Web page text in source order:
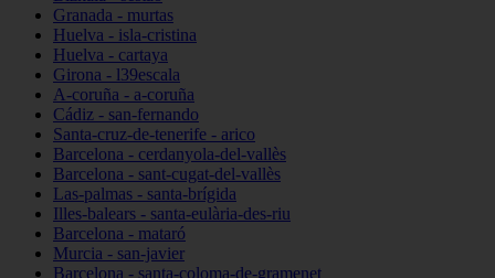
Granada - murtas
Huelva - isla-cristina
Huelva - cartaya
Girona - l39escala
A-coruña - a-coruña
Cádiz - san-fernando
Santa-cruz-de-tenerife - arico
Barcelona - cerdanyola-del-vallès
Barcelona - sant-cugat-del-vallès
Las-palmas - santa-brígida
Illes-balears - santa-eulària-des-riu
Barcelona - mataró
Murcia - san-javier
Barcelona - santa-coloma-de-gramenet